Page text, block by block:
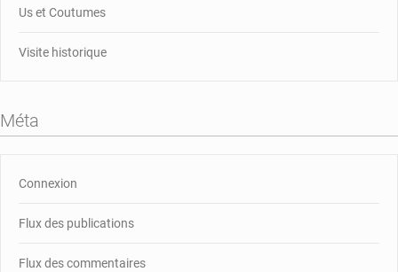
Us et Coutumes
Visite historique
Méta
Connexion
Flux des publications
Flux des commentaires